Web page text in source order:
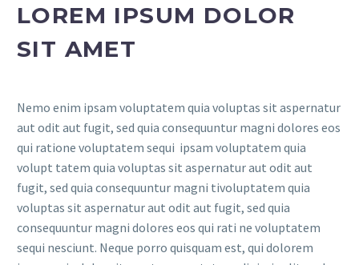
LOREM IPSUM DOLOR
SIT AMET
Nemo enim ipsam voluptatem quia voluptas sit aspernatur
aut odit aut fugit, sed quia consequuntur magni dolores eos
qui ratione voluptatem sequi ipsam voluptatem quia
volupt tatem quia voluptas sit aspernatur aut odit aut
fugit, sed quia consequuntur magni tivoluptatem quia
voluptas sit aspernatur aut odit aut fugit, sed quia
consequuntur magni dolores eos qui rati ne voluptatem
sequi nesciunt. Neque porro quisquam est, qui dolorem